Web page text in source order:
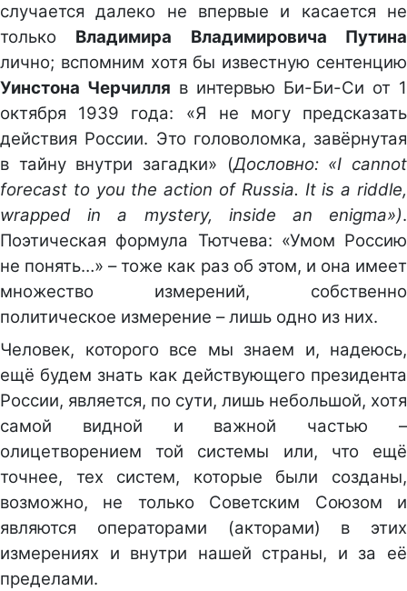
случается далеко не впервые и касается не
только Владимира Владимировича Путина
лично; вспомним хотя бы известную сентенцию
Уинстона Черчилля в интервью Би-Би-Си от 1
октября 1939 года: «Я не могу предсказать
действия России. Это головоломка, завёрнутая
в тайну внутри загадки» (Дословно: «I cannot
forecast to you the action of Russia. It is a riddle,
wrapped in a mystery, inside an enigma»).
Поэтическая формула Тютчева: «Умом Россию
не понять…» – тоже как раз об этом, и она имеет
множество измерений, собственно
политическое измерение – лишь одно из них.
Человек, которого все мы знаем и, надеюсь,
ещё будем знать как действующего президента
России, является, по сути, лишь небольшой, хотя
самой видной и важной частью –
олицетворением той системы или, что ещё
точнее, тех систем, которые были созданы,
возможно, не только Советским Союзом и
являются операторами (акторами) в этих
измерениях и внутри нашей страны, и за её
пределами.